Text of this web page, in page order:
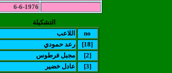
اللاعب
no
رعد حمودي
[18]
مجبل فرطوس
[2]
عادل خضير
[3]
6-6-1976
التشكيلة